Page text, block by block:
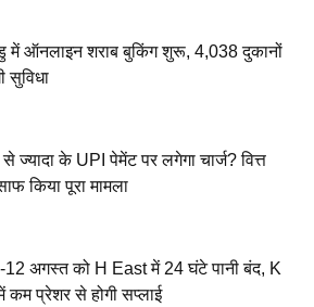
में ऑनलाइन शराब बुकिंग शुरू, 4,038 दुकानों
सुविधा
ज्यादा के UPI पेमेंट पर लगेगा चार्ज? वित्त
किया पूरा मामला
12 अगस्त को H East में 24 घंटे पानी बंद, K
कम प्रेशर से होगी सप्लाई